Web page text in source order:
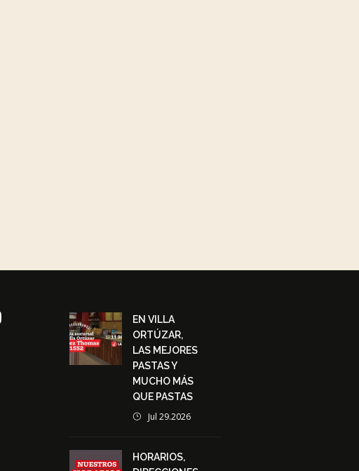
EN VILLA
ORTÚZAR,
LAS MEJORES
PASTAS Y
MUCHO MÁS
QUE PASTAS
Jul 29.2026
HORARIOS,